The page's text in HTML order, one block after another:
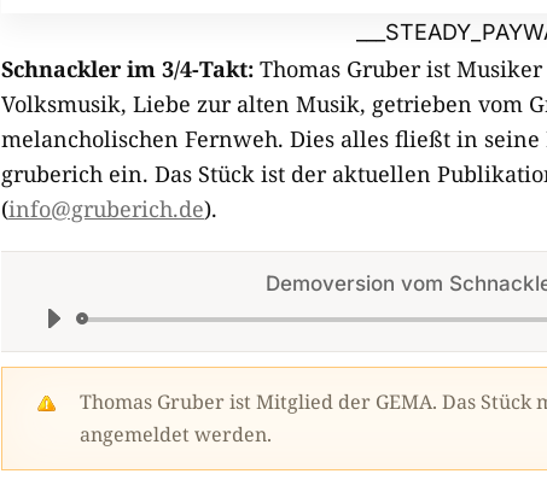
Schnackler im 3/4-Takt: Thomas Gruber ist
Volksmusik, Liebe zur alten Musik, getrieben vom
melancholischen Fernweh. Dies alles fließt in
gruberich ein. Das Stück ist der aktuellen
(info@gruberich.de).
Demoversion vom
Audio-
Player
Thomas Gruber ist Mitglied der GEMA. Das
angemeldet werden.